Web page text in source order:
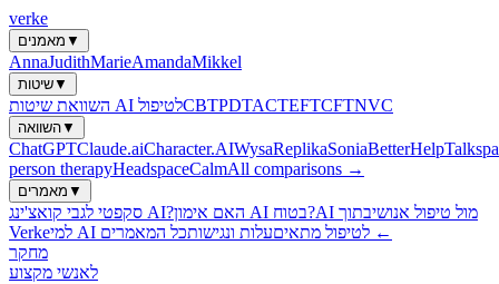
verke
מאמנים ▼
AnnaJudithMarieAmandaMikkel
שיטות▼
השוואת שיטות AI לטיפולCBTPDTACTEFTCFTNVC
השוואה▼
ChatGPTClaude.aiCharacter.AIWysaReplikaSoniaBetterHelp
person therapyHeadspaceCalmAll comparisons →
מאמרים ▼
סקפטי לגבי קואצ'ינג AI? האם אימון AI בטוח? AI מול טיפול אנושיבתוך
Verke
למי AI לטיפול מתאיםעלות ונגישות
כל המאמרים ←
מחקר
לאנשי מקצוע